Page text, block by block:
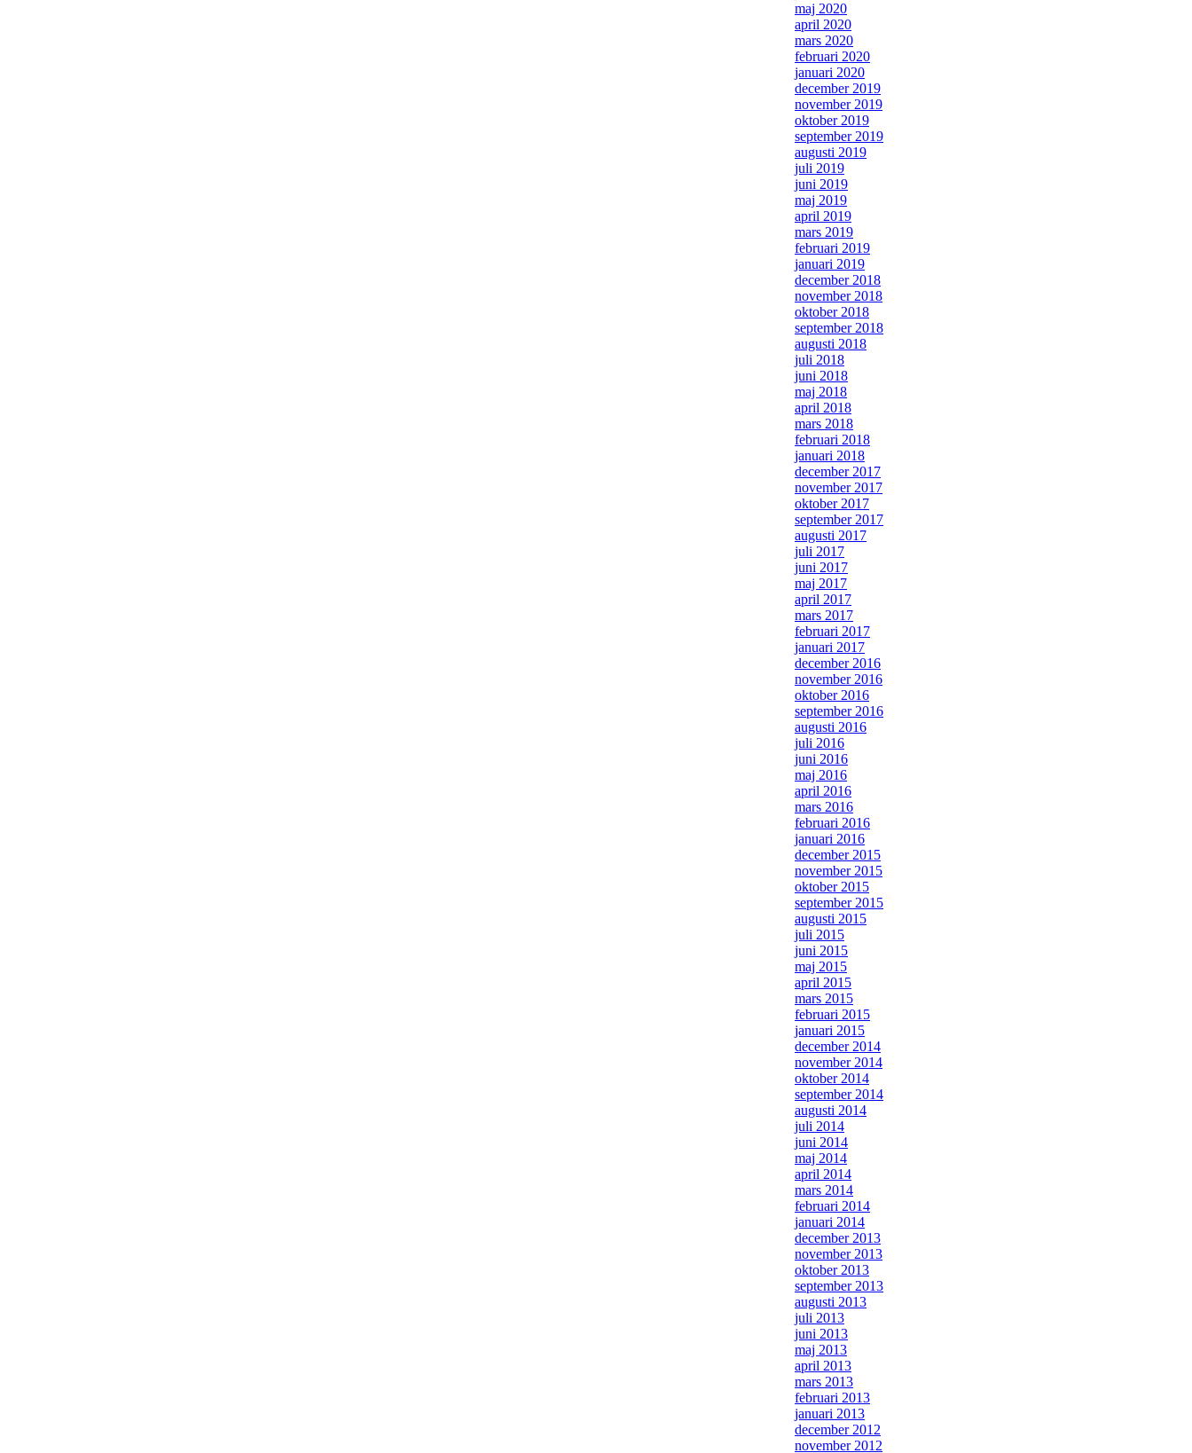
maj 2020
april 2020
mars 2020
februari 2020
januari 2020
december 2019
november 2019
oktober 2019
september 2019
augusti 2019
juli 2019
juni 2019
maj 2019
april 2019
mars 2019
februari 2019
januari 2019
december 2018
november 2018
oktober 2018
september 2018
augusti 2018
juli 2018
juni 2018
maj 2018
april 2018
mars 2018
februari 2018
januari 2018
december 2017
november 2017
oktober 2017
september 2017
augusti 2017
juli 2017
juni 2017
maj 2017
april 2017
mars 2017
februari 2017
januari 2017
december 2016
november 2016
oktober 2016
september 2016
augusti 2016
juli 2016
juni 2016
maj 2016
april 2016
mars 2016
februari 2016
januari 2016
december 2015
november 2015
oktober 2015
september 2015
augusti 2015
juli 2015
juni 2015
maj 2015
april 2015
mars 2015
februari 2015
januari 2015
december 2014
november 2014
oktober 2014
september 2014
augusti 2014
juli 2014
juni 2014
maj 2014
april 2014
mars 2014
februari 2014
januari 2014
december 2013
november 2013
oktober 2013
september 2013
augusti 2013
juli 2013
juni 2013
maj 2013
april 2013
mars 2013
februari 2013
januari 2013
december 2012
november 2012